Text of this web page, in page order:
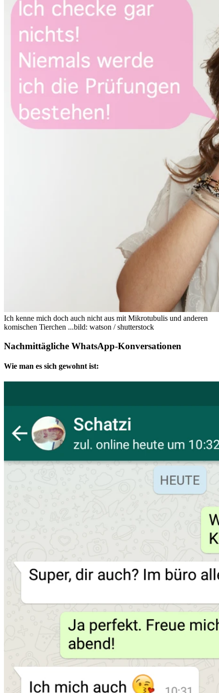
Ich kenne mich doch auch nicht aus mit Mikrotubulis und anderen
komischen Tierchen ...bild: watson / shutterstock
Nachmittägliche WhatsApp-Konversationen
Wie man es sich gewohnt ist: